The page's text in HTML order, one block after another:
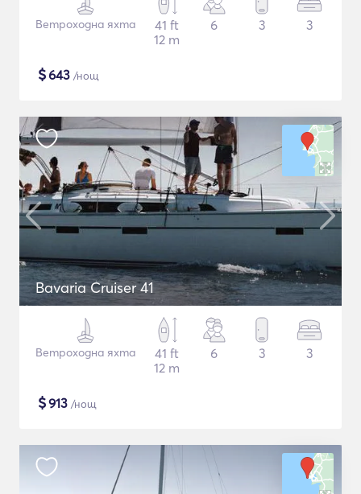
Ветроходна яхта
41 ft
12 m
6 3 3
$643 /нощ
Bavaria Cruiser 41
Ветроходна яхта
41 ft
12 m
6 3 3
$913 /нощ